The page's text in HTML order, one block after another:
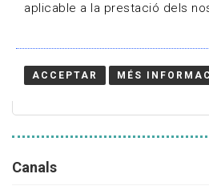
Canals
aplicable a la prestació dels
ACCEPTAR MÉS